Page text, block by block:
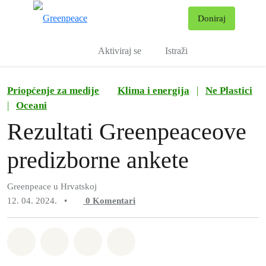
Doniraj
Aktiviraj se Istraži
Priopćenje za medije Klima i energija |
Ne Plastici
|
Oceani
Rezultati Greenpeaceove
predizborne ankete
Greenpeace u Hrvatskoj
12. 04. 2024.
• 0 Komentari